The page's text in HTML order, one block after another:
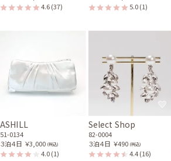
4.6(37) 5.0(1)
ASHILL
51-0134
３泊４日 ￥3,000 (税込)
4.0(1)
Select Shop
82-0004
３泊４日 ￥490 (税込)
4.4(16)